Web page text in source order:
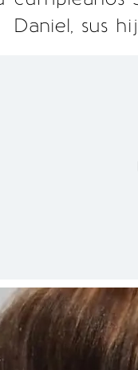
Daniel, sus